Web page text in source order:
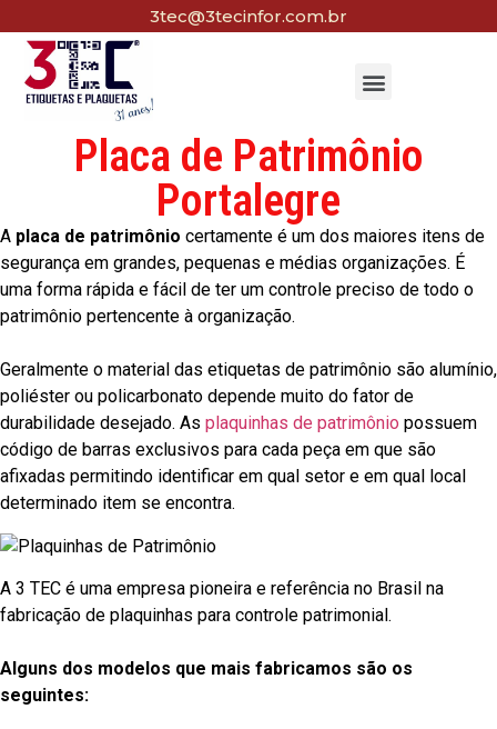
3tec@3tecinfor.com.br
Placa de Patrimônio
Portalegre
A placa de patrimônio certamente é um dos maiores itens de
segurança em grandes, pequenas e médias organizações. É
uma forma rápida e fácil de ter um controle preciso de todo o
patrimônio pertencente à organização.
Geralmente o material das etiquetas de patrimônio são alumínio,
poliéster ou policarbonato depende muito do fator de
durabilidade desejado. As plaquinhas de patrimônio possuem
código de barras exclusivos para cada peça em que são
afixadas permitindo identificar em qual setor e em qual local
determinado item se encontra.
A 3 TEC é uma empresa pioneira e referência no Brasil na
fabricação de plaquinhas para controle patrimonial.
Alguns dos modelos que mais fabricamos são os
seguintes: